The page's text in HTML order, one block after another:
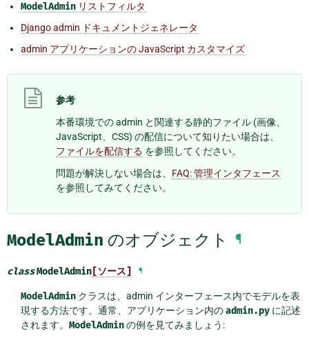
ModelAdmin リストフィルタ
Django admin ドキュメントジェネレータ
admin アプリケーションの JavaScript カスタマイズ
参考
本番環境での admin と関連する静的ファイル (画像、
JavaScript、CSS) の配信について知りたい場合は、
ファイルを配信する を参照してください。
問題が解決しない場合は、 FAQ: 管理インタフェース
を参照してみてください。
ModelAdmin のオブジェクト ¶
classModelAdmin [ソース] ¶
ModelAdminクラスは、admin インターフェース内でモデルを表
現する方法です。通常、アプリケーション内のadmin.pyに記述
されます。 ModelAdminの例を見てみましょう: